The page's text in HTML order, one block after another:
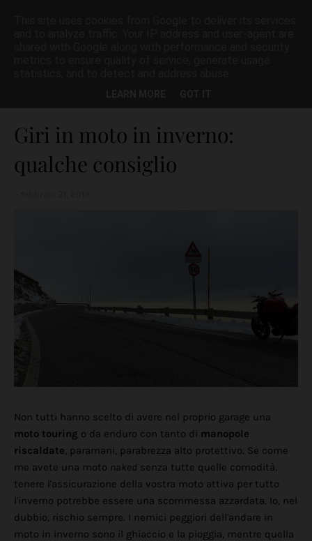
Giri in moto in inverno:
qualche consiglio
Non tutti hanno scelto di avere nel proprio garage una
moto touring o da enduro con tanto di manopole
riscaldate, paramani, parabrezza alto protettivo. Se come
me avete una moto naked senza tutte quelle comodità,
tenere l'assicurazione della vostra moto attiva per tutto
l'inverno potrebbe essere una scommessa azzardata. Io, nel
dubbio, rischio sempre. I nemici peggiori dell'andare in
moto in inverno sono il ghiaccio e la pioggia, mentre quella